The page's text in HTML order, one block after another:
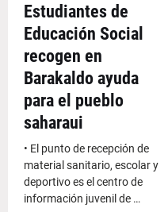
Estudiantes de
Educación Social
recogen en
Barakaldo ayuda
para el pueblo
saharaui
• El punto de recepción de
material sanitario, escolar y
deportivo es el centro de
información juvenil de …